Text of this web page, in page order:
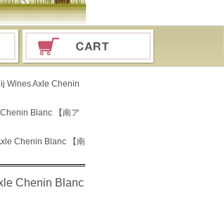
Wines Axle Chenin
Blanc 【南ア
Chenin Blanc 【南
Chenin Blanc